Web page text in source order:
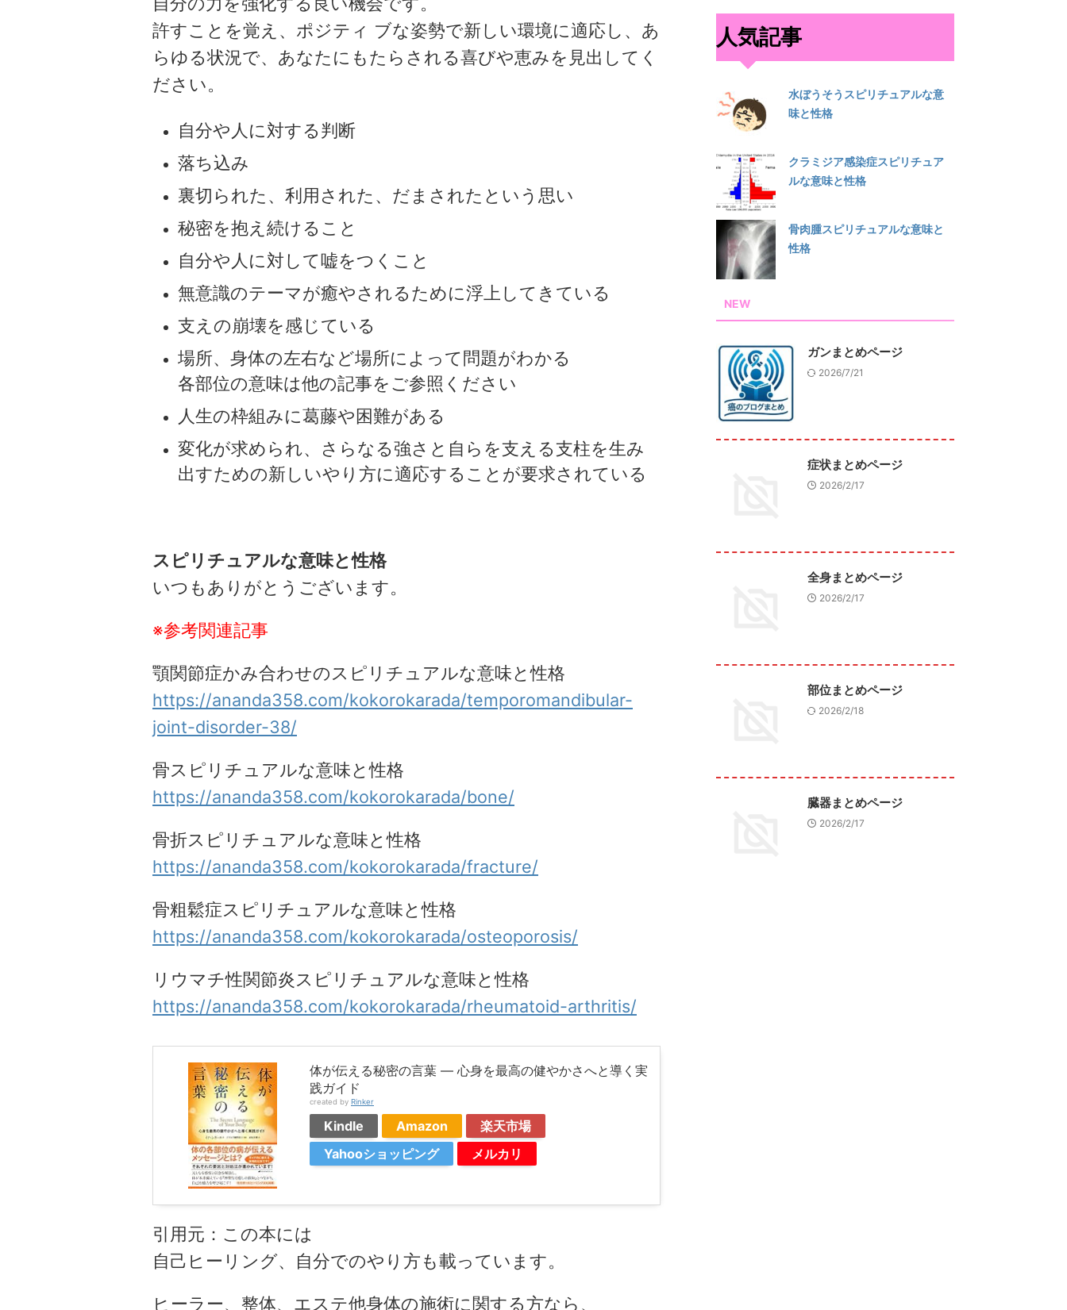
許すことを覚え、ポジティ ブな姿勢で新しい環境に適応し、あ
らゆる状況で、あなたにもたらされる喜びや恵みを見出してく
ださい。
自分や人に対する判断
落ち込み
裏切られた、利用された、だまされたという思い
秘密を抱え続けること
自分や人に対して嘘をつくこと
無意識のテーマが癒やされるために浮上してきている
支えの崩壊を感じている
場所、身体の左右など場所によって問題がわかる
各部位の意味は他の記事をご参照ください
人生の枠組みに葛藤や困難がある
変化が求められ、さらなる強さと自らを支える支柱を生み
出すための新しいやり方に適応することが要求されている
スピリチュアルな意味と性格
いつもありがとうございます。
※参考関連記事
顎関節症かみ合わせのスピリチュアルな意味と性格
https://ananda358.com/kokorokarada/temporomandibular-
joint-disorder-38/
骨スピリチュアルな意味と性格
https://ananda358.com/kokorokarada/bone/
骨折スピリチュアルな意味と性格
https://ananda358.com/kokorokarada/fracture/
骨粗鬆症スピリチュアルな意味と性格
https://ananda358.com/kokorokarada/osteoporosis/
リウマチ性関節炎スピリチュアルな意味と性格
https://ananda358.com/kokorokarada/rheumatoid-arthritis/
体が伝える秘密の言葉 ― 心身を最高の健やかさへと導く実
践ガイド
created by Rinker
Kindle Amazon
楽天市場
Yahooショッピング
メルカリ
引用元：この本には
自己ヒーリング、自分でのやり方も載っています。
ヒーラー、整体、エステ他身体の施術に関する方なら、
人気記事
水ぼうそうスピリチュアルな意
味と性格
クラミジア感染症スピリチュア
ルな意味と性格
骨肉腫スピリチュアルな意味と
性格
NEW
ガンまとめページ
2026/7/21
症状まとめページ
2026/2/17
全身まとめページ
2026/2/17
部位まとめページ
2026/2/18
臓器まとめページ
2026/2/17